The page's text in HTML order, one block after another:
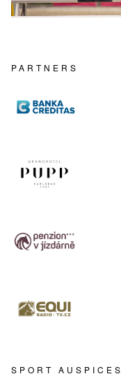
PARTNERS
SPORT AUSPICES